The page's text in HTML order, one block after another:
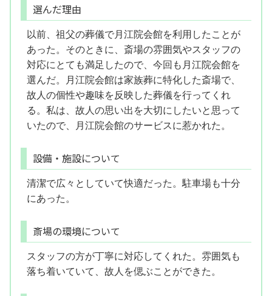
選んだ理由
以前、祖父の葬儀で月江院会館を利用したことが
あった。そのときに、斎場の雰囲気やスタッフの
対応にとても満足したので、今回も月江院会館を
選んだ。月江院会館は家族葬に特化した斎場で、
故人の個性や趣味を反映した葬儀を行ってくれ
る。私は、故人の思い出を大切にしたいと思って
いたので、月江院会館のサービスに惹かれた。
設備・施設について
清潔で広々としていて快適だった。駐車場も十分
にあった。
斎場の環境について
スタッフの方が丁寧に対応してくれた。雰囲気も
落ち着いていて、故人を偲ぶことができた。